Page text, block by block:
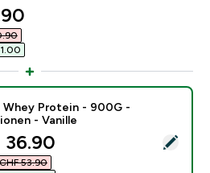
price
- Impact Whey Protein -
Whey Protein - 900G -
- Vanille
price
36.90‎
53.90‎